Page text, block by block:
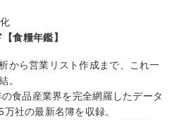
食糧年鑑】
から営業リスト作成まで、これ一
。
食品産業界を完全網羅したデータ
万社の最新名簿を収録。